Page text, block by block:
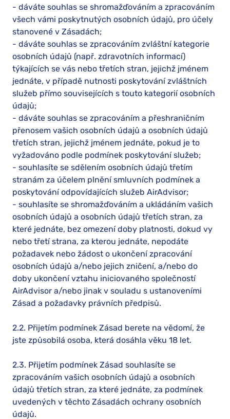
- dáváte souhlas se shromažďováním a zpracováním
všech vámi poskytnutých osobních údajů, pro účely
stanovené v Zásadách;
- dáváte souhlas se zpracováním zvláštní kategorie
osobních údajů (např. zdravotních informací)
týkajících se vás nebo třetích stran, jejichž jménem
jednáte, v případě nutnosti poskytování zvláštních
služeb přímo souvisejících s touto kategorií osobních
údajů;
- dáváte souhlas se zpracováním a přeshraničním
přenosem vašich osobních údajů a osobních údajů
třetích stran, jejichž jménem jednáte, pokud je to
vyžadováno podle podmínek poskytování služeb;
- souhlasíte se sdělením osobních údajů třetím
stranám za účelem plnění smluvních podmínek a
poskytování odpovídajících služeb AirAdvisor;
- souhlasíte se shromažďováním a ukládáním vašich
osobních údajů a osobních údajů třetích stran, za
které jednáte, bez omezení doby platnosti, dokud vy
nebo třetí strana, za kterou jednáte, nepodáte
požadavek nebo žádost o ukončení zpracování
osobních údajů a/nebo jejich zničení, a/nebo do
doby ukončení vztahu iniciovaného společností
AirAdvisor a/nebo jinak v souladu s ustanoveními
Zásad a požadavky právních předpisů.
2.2. Přijetím podmínek Zásad berete na vědomí, že
jste způsobilá osoba, která dosáhla věku 18 let.
2.3. Přijetím podmínek Zásad souhlasíte se
zpracováním vašich osobních údajů a osobních
údajů třetích stran, za které jednáte, za podmínek
uvedených v těchto Zásadách ochrany osobních
údajů.